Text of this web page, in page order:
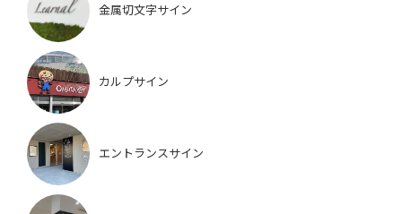
金属切文字サイン
カルプサイン
エントランスサイン